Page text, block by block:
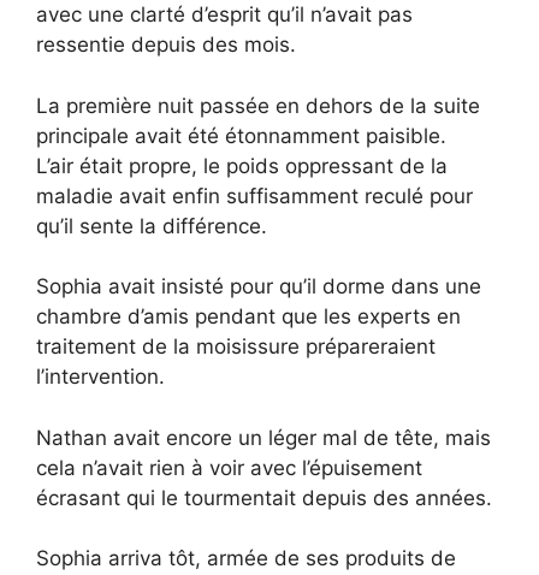
avec une clarté d’esprit qu’il n’avait pas
ressentie depuis des mois.
La première nuit passée en dehors de la suite
principale avait été étonnamment paisible.
L’air était propre, le poids oppressant de la
maladie avait enfin suffisamment reculé pour
qu’il sente la différence.
Sophia avait insisté pour qu’il dorme dans une
chambre d’amis pendant que les experts en
traitement de la moisissure prépareraient
l’intervention.
Nathan avait encore un léger mal de tête, mais
cela n’avait rien à voir avec l’épuisement
écrasant qui le tourmentait depuis des années.
Sophia arriva tôt, armée de ses produits de